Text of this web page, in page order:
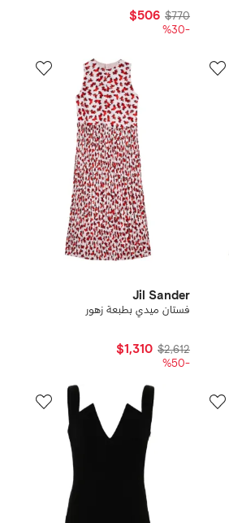
$770
$506
-%30
Jil Sander
فستان ميدي بطبعة زهور
$2,612
$1,310
-%50